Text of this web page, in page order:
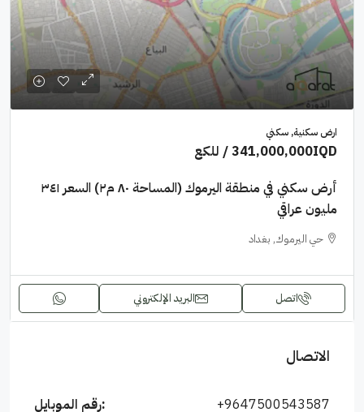
ارض سكنية, سكني
341,000,000IQD/ للكع
أرض سكني في منطقة اليرموك (المساحة ٨٠ م٢) السعر ٣٤١
مليون عراقي
حي اليرموك, بغداد
اتصل البريد الإلكتروني
الاتصال
رقم الموبايل: +9647500543587